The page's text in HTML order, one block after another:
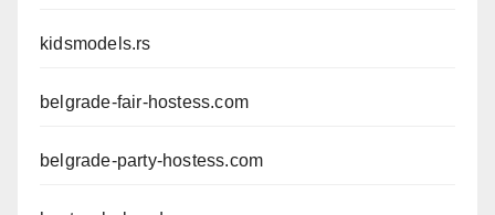
kidsmodels.rs
belgrade-fair-hostess.com
belgrade-party-hostess.com